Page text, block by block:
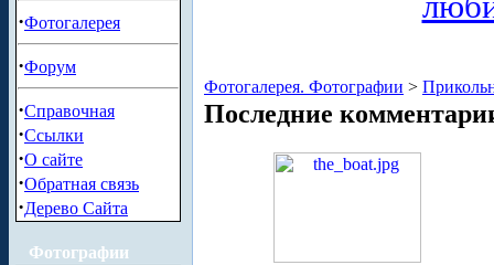
·Фотогалерея
·Форум
·Справочная
·Ссылки
·О сайте
·Обратная связь
·Дерево Сайта
Фотографии
Фотогалерея. Фотографии >
Последние